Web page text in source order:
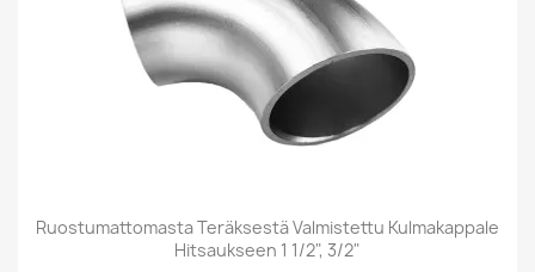
Ruostumattomasta Teräksestä Valmistettu Kulmakappale
Hitsaukseen 1 1/2", 3/2"